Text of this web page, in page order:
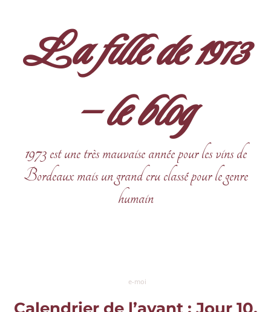
La fille de 1973
– le blog
1973 est une très mauvaise année pour les vins de
Bordeaux mais un grand cru classé pour le genre
humain
e-moi